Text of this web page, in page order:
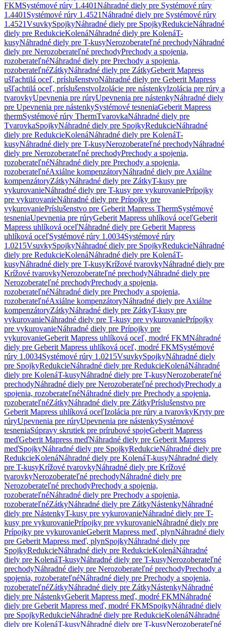
FKMSystémové rúry 1.4401Náhradné diely pre Systémové rúry
1.4401 Systémové rúry 1.4521Náhradné diely pre Systémové rúry
1.4521VsuvkySpojkyNáhradné diely pre SpojkyRedukcieNáhradné
diely pre RedukcieKolenáNáhradné diely pre KolenáT-
kusyNáhradné diely pre T-kusyNerozoberateľné prechodyNáhradné
diely pre Nerozoberateľné prechodyPrechody a spojenia,
rozoberateľnéNáhradné diely pre Prechody a spojenia,
rozoberateľnéZátkyNáhradné diely pre ZátkyGeberit Mapress
ušľachtilá oceľ, príslušenstvoNáhradné diely pre Geberit Mapress
ušľachtilá oceľ, príslušenstvoIzolácie pre nástenkyIzolácia pre rúry a
tvarovkyUpevnenia pre rúryUpevnenia pre nástenkyNáhradné diely
pre Upevnenia pre nástenkySystémové tesneniaGeberit Mapress
thermSystémové rúry ThermTvarovkaNáhradné diely pre
TvarovkaSpojkyNáhradné diely pre SpojkyRedukcieNáhradné
diely pre RedukcieKolenáNáhradné diely pre KolenáT-
kusyNáhradné diely pre T-kusyNerozoberateľné prechodyNáhradné
diely pre Nerozoberateľné prechodyPrechody a spojenia,
rozoberateľnéNáhradné diely pre Prechody a spojenia,
rozoberateľnéAxiálne kompenzátoryNáhradné diely pre Axiálne
kompenzátoryZátkyNáhradné diely pre ZátkyT-kusy pre
vykurovanieNáhradné diely pre T-kusy pre vykurovaniePrípojky
pre vykurovanieNáhradné diely pre Prípojky pre
vykurovaniePríslušenstvo pre Geberit Mapress ThermSystémové
tesneniaUpevnenia pre rúryGeberit Mapress uhlíková oceľGeberit
Mapress uhlíková oceľNáhradné diely pre Geberit Mapress
uhlíková oceľSystémové rúry 1.0034Systémové rúry
1.0215VsuvkySpojkyNáhradné diely pre SpojkyRedukcieNáhradné
diely pre RedukcieKolenáNáhradné diely pre KolenáT-
kusyNáhradné diely pre T-kusyKrížové tvarovkyNáhradné diely pre
Krížové tvarovkyNerozoberateľné prechodyNáhradné diely pre
Nerozoberateľné prechodyPrechody a spojenia,
rozoberateľnéNáhradné diely pre Prechody a spojenia,
rozoberateľnéAxiálne kompenzátoryNáhradné diely pre Axiálne
kompenzátoryZátkyNáhradné diely pre ZátkyT-kusy pre
vykurovanieNáhradné diely pre T-kusy pre vykurovaniePrípojky
pre vykurovanieNáhradné diely pre Prípojky pre
vykurovanieGeberit Mapress uhlíková oceľ, modré FKMNáhradné
diely pre Geberit Mapress uhlíková oceľ, modré FKMSystémové
rúry 1.0034Systémové rúry 1.0215VsuvkySpojkyNáhradné diely
pre SpojkyRedukcieNáhradné diely pre RedukcieKolenáNáhradné
diely pre KolenáT-kusyNáhradné diely pre T-kusyNerozoberateľné
prechodyNáhradné diely pre Nerozoberateľné prechodyPrechody a
spojenia, rozoberateľnéNáhradné diely pre Prechody a spojenia,
rozoberateľnéZátkyNáhradné diely pre ZátkyPríslušenstvo pre
Geberit Mapress uhlíková oceľIzolácia pre rúry a tvarovkyKryty pre
rúryUpevnenia pre rúryUpevnenia pre nástenkySystémové
tesneniaSúpravy skrutiek pre prírubové spojeGeberit Mapress
meďGeberit Mapress meďNáhradné diely pre Geberit Mapress
meďSpojkyNáhradné diely pre SpojkyRedukcieNáhradné diely pre
RedukcieKolenáNáhradné diely pre KolenáT-kusyNáhradné diely
pre T-kusyKrížové tvarovkyNáhradné diely pre Krížové
tvarovkyNerozoberateľné prechodyNáhradné diely pre
Nerozoberateľné prechodyPrechody a spojenia,
rozoberateľnéNáhradné diely pre Prechody a spojenia,
rozoberateľnéZátkyNáhradné diely pre ZátkyNástenkyNáhradné
diely pre NástenkyT-kusy pre vykurovanieNáhradné diely pre T-
kusy pre vykurovaniePrípojky pre vykurovanieNáhradné diely pre
Prípojky pre vykurovanieGeberit Mapress meď, plynNáhradné diely
pre Geberit Mapress meď, plynSpojkyNáhradné diely pre
SpojkyRedukcieNáhradné diely pre RedukcieKolenáNáhradné
diely pre KolenáT-kusyNáhradné diely pre T-kusyNerozoberateľné
prechodyNáhradné diely pre Nerozoberateľné prechodyPrechody a
spojenia, rozoberateľnéNáhradné diely pre Prechody a spojenia,
rozoberateľnéZátkyNáhradné diely pre ZátkyNástenkyNáhradné
diely pre NástenkyGeberit Mapress meď, modré FKMNáhradné
diely pre Geberit Mapress meď, modré FKMSpojkyNáhradné diely
pre SpojkyRedukcieNáhradné diely pre RedukcieKolenáNáhradné
diely pre KolenáT-kusyNáhradné diely pre T-kusyNerozoberateľné